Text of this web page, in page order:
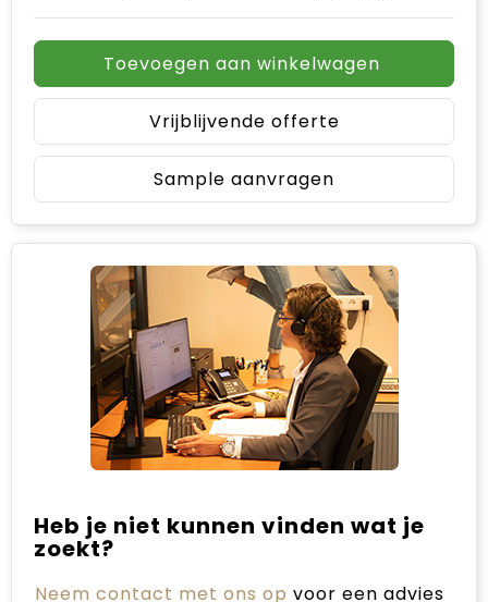
Toevoegen aan winkelwagen
Vrijblijvende offerte
Sample aanvragen
Heb je niet kunnen vinden wat je
zoekt?
Neem contact met ons op voor een advies